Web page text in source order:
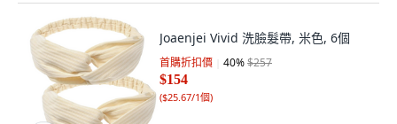
Joaenjei Vivid 洗臉髮帶, 米色, 6個
首購折扣價 40%$257
$154
($25.67/1個)